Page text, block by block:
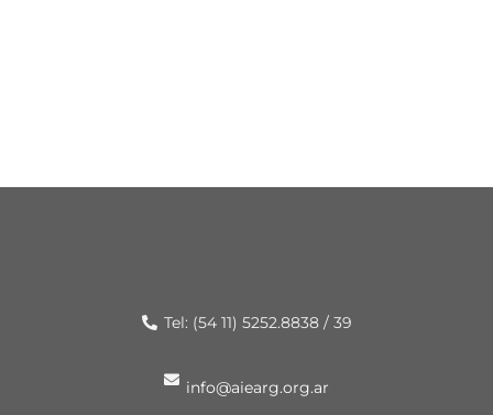
Tel: (54 11) 5252.8838 / 39
info@aiearg.org.ar